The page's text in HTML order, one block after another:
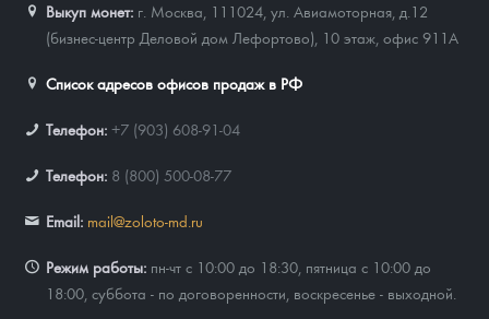
Выкуп монет: г. Москва, 111024, ул. Авиамоторная, д.12
(бизнес-центр Деловой дом Лефортово), 10 этаж, офис 911А
Список адресов офисов продаж в РФ
Телефон: +7 (903) 608-91-04
Телефон: 8 (800) 500-08-77
Email: mail@zoloto-md.ru
Режим работы: пн-чт с 10:00 до 18:30, пятница с 10:00 до
18:00, суббота - по договоренности, воскресенье - выходной.